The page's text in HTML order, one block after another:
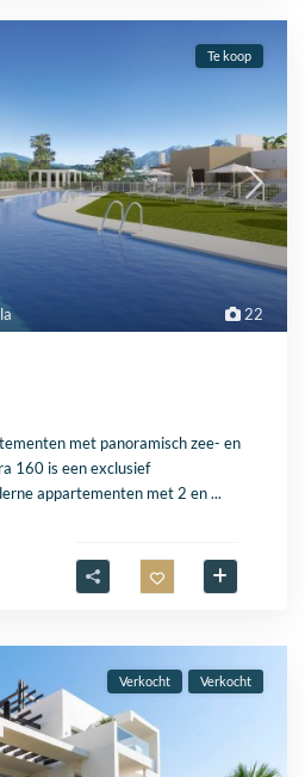
22
Te koop
met panoramisch zee- en
160 is een exclusief
appartementen met 2 en...
Verkocht Verkocht